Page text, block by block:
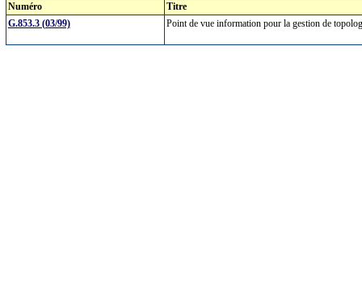
Numéro
Titre
G.853.3 (03/99)
Point de vue information pour la gestion de